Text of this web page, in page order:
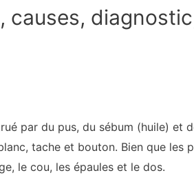
causes,
par du pus, du sébum (huile) et
tache et bouton. Bien que les
le cou, les épaules et le dos.